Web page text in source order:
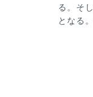
る。そ
となる